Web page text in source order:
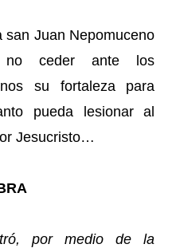
san Juan Nepomuceno
ceder ante los
su fortaleza para
pueda lesionar al
Jesucristo…
por medio de la